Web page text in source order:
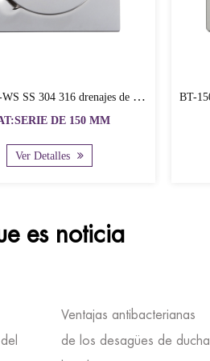
Juntos Un Futuro Brillante.
BT-150SS Casting 304 316 desagües de piso de acero inoxidable con colador
CAT:SERIE DE 150 MM
Ver Detalles
es noticia
Ventajas antibacterianas
de los desagües de ducha